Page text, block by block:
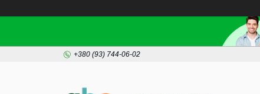
+380 (93) 744-06-02